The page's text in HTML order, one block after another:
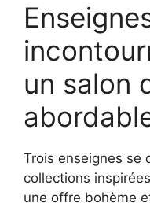
un salon
Trois enseignes se
collections
une offre bohème